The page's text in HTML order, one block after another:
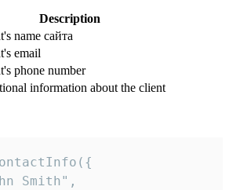
Description
name сайта
email
phone number
information about the client
Smith",